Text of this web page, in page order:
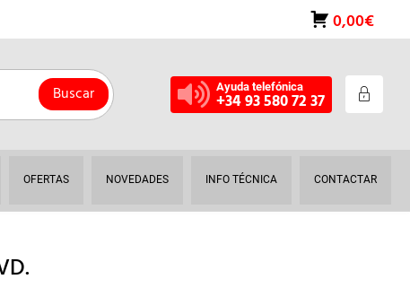
0,00€
Buscar Ayuda telefónica
+34 93 580 72 37
OFERTAS NOVEDADES INFO TÉCNICA CONTACTAR